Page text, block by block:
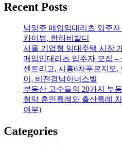
Recent Posts
남양주 매입임대리츠 입주
카이뷰, 한라비발디
서울 기업형 임대주택 시장
매입임대리츠 입주자 모집 –
센트리고, 시흥6차푸르지오,
이, 비전경남아너스빌
부동산 고수들의 20가지 부
청약 혼인특례와 출산특례
여부)
Categories